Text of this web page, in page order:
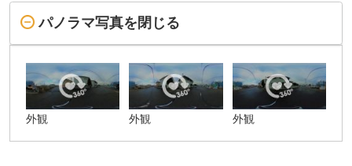
パノラマ写真を閉じる
外観 外観 外観